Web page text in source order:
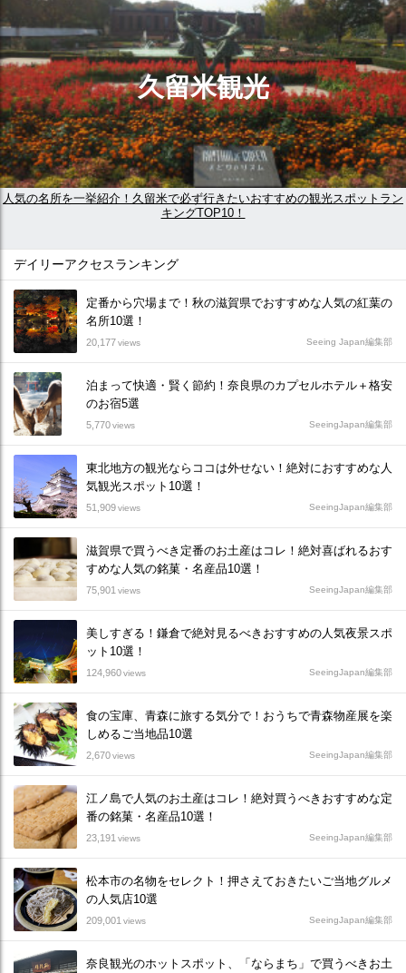
久留米観光
人気の名所を一挙紹介！久留米で必ず行きたいおすすめの観光スポットラン
キングTOP10！
デイリーアクセスランキング
定番から穴場まで！秋の滋賀県でおすすめな人気の紅葉の
名所10選！
20,177views Seeing Japan編集部
泊まって快適・賢く節約！奈良県のカプセルホテル＋格安
のお宿5選
5,770views SeeingJapan編集部
東北地方の観光ならココは外せない！絶対におすすめな人
気観光スポット10選！
51,909views SeeingJapan編集部
滋賀県で買うべき定番のお土産はコレ！絶対喜ばれるおす
すめな人気の銘菓・名産品10選！
75,901 views SeeingJapan編集部
美しすぎる！鎌倉で絶対見るべきおすすめの人気夜景スポ
ット10選！
124,960views SeeingJapan編集部
食の宝庫、青森に旅する気分で！おうちで青森物産展を楽
しめるご当地品10選
2,670views SeeingJapan編集部
江ノ島で人気のお土産はコレ！絶対買うべきおすすめな定
番の銘菓・名産品10選！
23,191 views SeeingJapan編集部
松本市の名物をセレクト！押さえておきたいご当地グルメ
の人気店10選
209,001 views SeeingJapan編集部
奈良観光のホットスポット、「ならまち」で買うべきお土